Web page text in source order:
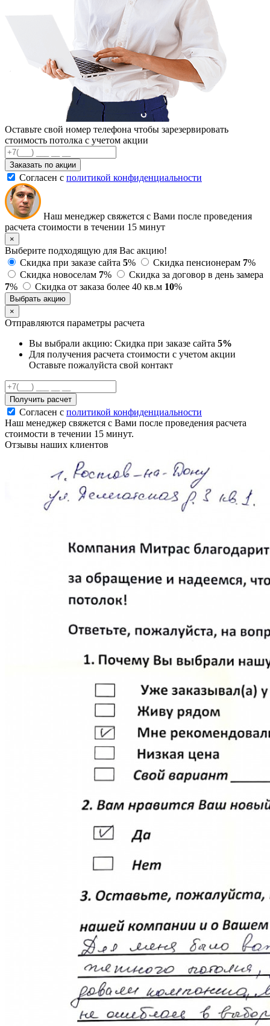
Оставьте свой номер телефона чтобы зарезервировать
стоимость потолка с учетом акции
Заказать по акции
Согласен с политикой конфиденциальности
Наш менеджер свяжется с Вами после проведения
расчета стоимости в течении 15 минут
×
Выберите подходящую для Вас акцию!
Скидка при заказе сайта 5% Скидка пенсионерам 7%
Скидка новоселам 7%
Скидка за договор в день замера
7% Скидка от заказа более 40 кв.м 10%
Выбрать акцию
×
Отправляются параметры расчета
Вы выбрали акцию: Скидка при заказе сайта 5%
Для получения расчета стоимости с учетом акции
Оставьте пожалуйста свой контакт
Получить расчет
Согласен с политикой конфиденциальности
Наш менеджер свяжется с Вами после проведения расчета
стоимости в течении 15 минут.
Отзывы наших клиентов